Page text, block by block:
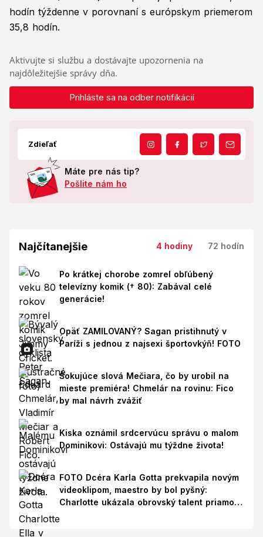
hodín týždenne v porovnaní s európskym priemerom
35,8 hodín.
Aktivujte si službu a dostávajte upozornenia na
najdôležitejšie správy dňa.
Prihláste sa na odber notifikácií
Zdieľať
Máte pre nás tip?
Pošlite nám ho
Najčítanejšie 4 hodiny 72 hodín
Po krátkej chorobe zomrel obľúbený
televízny komik († 80): Zabával celé
generácie!
Opäť ZAMILOVANÝ? Sagan pristihnutý v
Paríži s jednou z najsexi športovkýň! FOTO
Šokujúce slová Mečiara, čo by urobil na
mieste premiéra! Chmelár na rovinu: Fico
by mal návrh zvážiť
Kiska oznámil srdcervúcu správu o malom
Dominikovi: Ostávajú mu týždne života!
FOTO Dcéra Karla Gotta prekvapila novým
videoklipom, maestro by bol pyšný:
Charlotte ukázala obrovský talent priamo v